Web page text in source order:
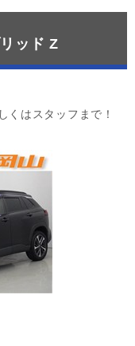
ッド Z
はスタッフまで！